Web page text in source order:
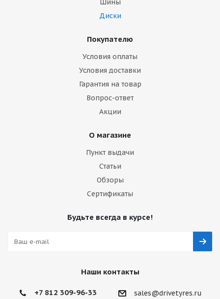
Шины
Диски
Покупателю
Условия оплаты
Условия доставки
Гарантия на товар
Вопрос-ответ
Акции
О магазине
Пункт выдачи
Статьи
Обзоры
Сертификаты
Будьте всегда в курсе!
Наши контакты
+7 812 309-96-33 sales@drivetyres.ru